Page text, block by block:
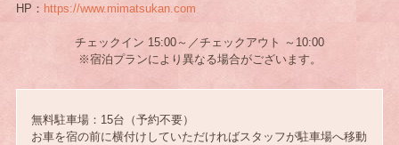
HP： https://www.mimatsukan.com
チェックイン 15:00～／チェックアウト ～10:00
※宿泊プランにより異なる場合がございます。
無料駐車場：15台（予約不要）
お車を宿の前に横付けしていただければスタッフが駐車場へ移動